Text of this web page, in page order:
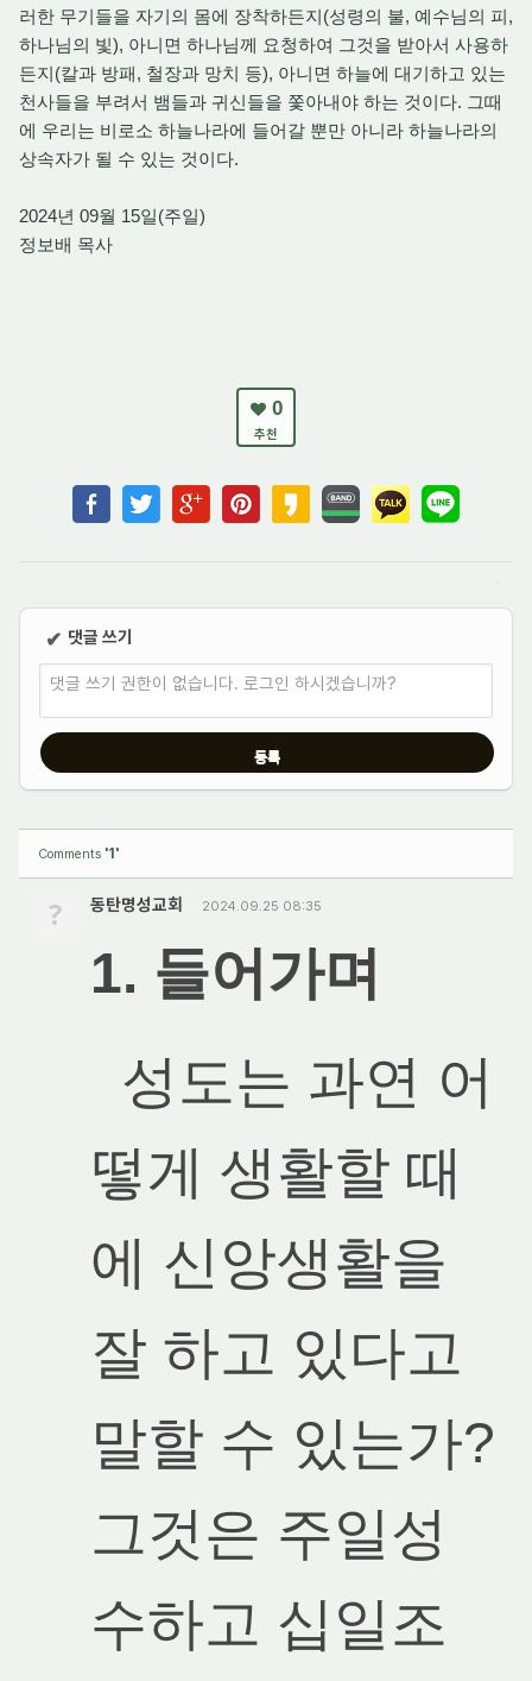
러한 무기들을 자기의 몸에 장착하든지(성령의 불, 예수님의 피,
하나님의 빛), 아니면 하나님께 요청하여 그것을 받아서 사용하
든지(칼과 방패, 철장과 망치 등), 아니면 하늘에 대기하고 있는
천사들을 부려서 뱀들과 귀신들을 쫓아내야 하는 것이다. 그때
에 우리는 비로소 하늘나라에 들어갈 뿐만 아니라 하늘나라의
상속자가 될 수 있는 것이다.
2024년 09월 15일(주일)
정보배 목사
0
추천
✔ 댓글 쓰기
댓글 쓰기 권한이 없습니다. 로그인 하시겠습니까?
Comments '1'
? 동탄명성교회 2024.09.25 08:35
1. 들어가며
성도는 과연 어
떻게 생활할 때
에 신앙생활을
잘 하고 있다고
말할 수 있는가?
그것은 주일성
수하고 십일조